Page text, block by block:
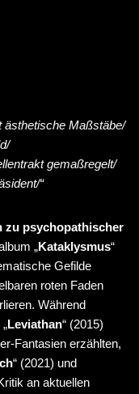
ästhetische Maßstäbe/
gemaßregelt/
“
zu psychopathischer
„Kataklysmus“
Gefilde
roten Faden
Während
Leviathan“ (2015)
Fantasien erzählten,
“ (2021) und
an aktuellen